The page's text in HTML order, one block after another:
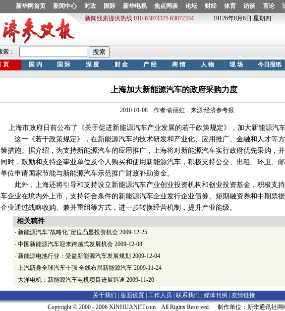
上海加大新能源汽车的政府采购力度
2010-01-08 作者:俞丽虹 来源:经济参考报
上海市政府日前公布了《关于促进新能源汽车产业发展的若干政策规定》，加大新能源汽车
这一《若干政策规定》，在新能源汽车的技术研发和产业化、应用推广、金融和人才等
策措施。据介绍，为支持新能源汽车的应用推广，上海将对新能源汽车实行政府优先采购，并
同时，鼓励和支持企事业单位及个人购买和使用新能源汽车，积极支持公交、出租、环卫、
单位申请国家节能与新能源汽车示范推广财政补助资金。
此外，上海还将引导和支持设立新能源汽车产业创业投资机构和创业投资基金，积极支
车企业在境内外上市，支持符合条件的新能源汽车企业发行企业债券、短期融资券和中期票
企业通过战略收购、兼并重组等方式，进一步转换经营机制，提升产业能级。
相关稿件
· 新能源汽车“战略化”定位凸显投资机会 2009-12-25
· 中国新能源汽车迎来跨越式发展机会 2009-12-08
· 新能源电池行业：受益新能源汽车发展规划 2009-12-04
· 上汽跻身全球汽车十强 全线布局新能源汽车 2009-11-24
· 大洋电机：新能源汽车电机项目进展迅速 2009-11-20
关于我们 | 版面设置 工作人员 联系我们 媒体刊例
友情链接
Copyright © 2000 - 2006 XINHUANET.com All Rights Reserved. 制作单位：新华通讯社网